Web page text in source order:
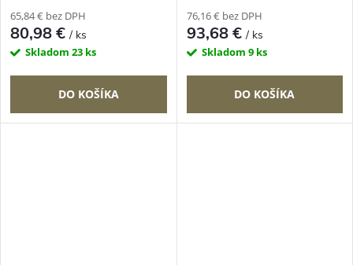
65,84 € bez DPH
80,98 €/ ks
Skladom 23 ks
DO KOŠÍKA
76,16 € bez DPH
93,68 €/ ks
Skladom 9 ks
DO KOŠÍKA